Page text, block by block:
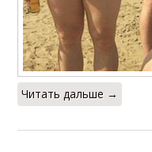
Читать дальше →